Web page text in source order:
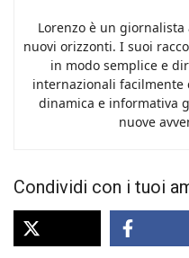
Lorenzo è un
nuovi orizzonti. I suoi
in modo semplice e
internazionali facilmente
dinamica e informativa
nuove
Condividi con i tuoi